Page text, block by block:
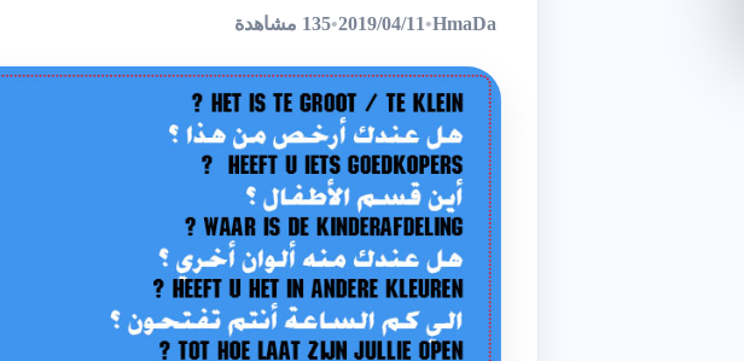
HmaDa
•
2019/04/11
•135 مشاهدة